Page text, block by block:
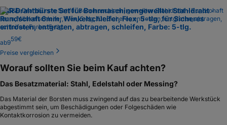
S&R Drahtbürste Set für Bohrmaschinengewellter Stahldraht -
Rundschaft 6mm, Winkelschleifer, Flex, 5-tlg, für Sicheres
entrosten, entgraten, abtragen, schleifen, Farbe: 5-tlg.
ab959€
Preise vergleichen
Worauf sollten Sie beim Kauf achten?
Das Besatzmaterial: Stahl, Edelstahl oder Messing?
Das Material der Borsten muss zwingend auf das zu bearbeitende Werkstück
abgestimmt sein, um Beschädigungen oder Folgeschäden wie
Kontaktkorrosion zu vermeiden.